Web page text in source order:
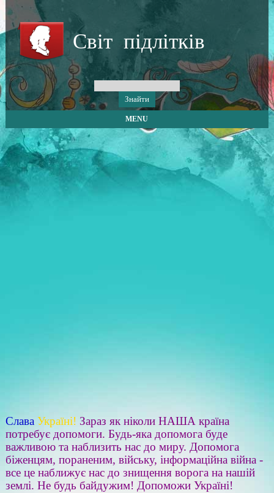
Світ підлітків
MENU
Слава Україні! Зараз як ніколи НАША країна
потребує допомоги. Будь-яка допомога буде
важливою та наблизить нас до миру. Допомога
біженцям, пораненим, війську, інформаційна війна -
все це наближує нас до знищення ворога на нашій
землі. Не будь байдужим! Допоможи Україні!